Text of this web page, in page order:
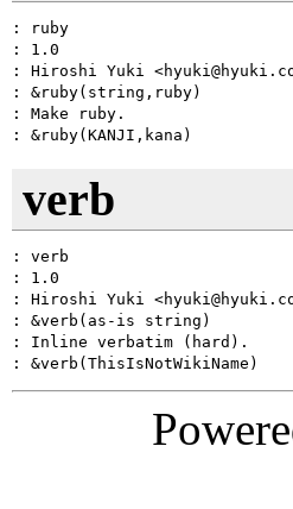
: ruby
: 1.0
: Hiroshi Yuki
: &ruby(string,ruby)
: Make ruby.
verb
: verb
: 1.0
: Hiroshi Yuki
: &verb(as-is string)
: Inline verbatim (hard).